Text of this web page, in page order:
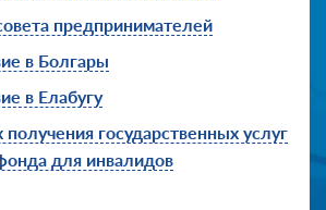
предпринимателей
в Болгары
в Елабугу
государственных услуг
для инвалидов